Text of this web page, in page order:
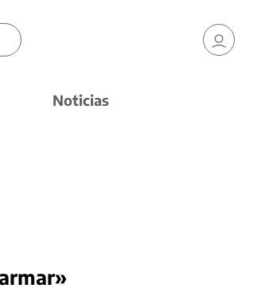
Noticias